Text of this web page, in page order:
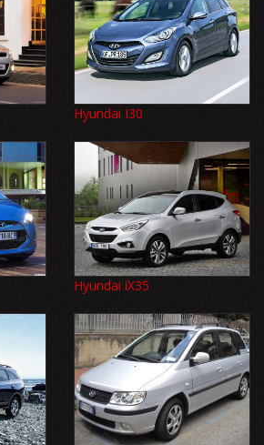
Hyundai I30
Hyundai iX35